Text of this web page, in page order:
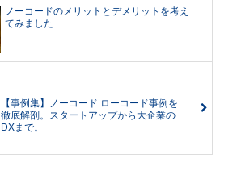
ノーコードのメリットとデメリットを考え
てみました
【事例集】ノーコード ローコード事例を
徹底解剖。スタートアップから大企業の
DXまで。